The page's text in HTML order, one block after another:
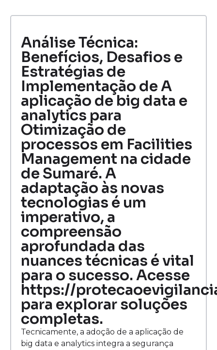
Análise Técnica:
Benefícios, Desafios e
Estratégias de
Implementação de A
aplicação de big data e
analytics para
Otimização de
processos em Facilities
Management na cidade
de Sumaré. A
adaptação às novas
tecnologias é um
imperativo, a
compreensão
aprofundada das
nuances técnicas é vital
para o sucesso. Acesse
https://
para explorar soluções
completas.
Tecnicamente, a adoção de a aplicação de
big data e analytics integra a segurança